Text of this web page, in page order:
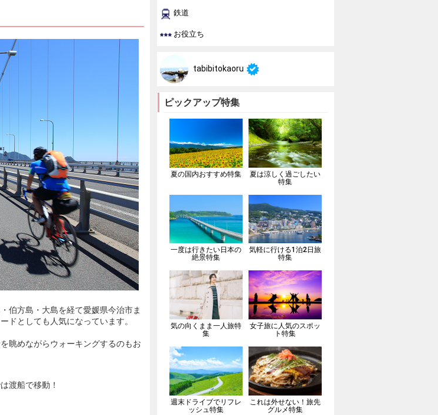
伯方島・大島を経て愛媛県今治市ま
ドとしても人気になっています。
眺めながらウォーキングするのもお
渡船で移動！
鉄道
お役立ち
tabibitokaoru
ピックアップ特集
夏の国内おすすめ特集
夏は涼しく過ごしたい
特集
一度は行きたい日本の
絶景特集
気軽に行ける1泊2日旅
特集
気の向くまま一人旅特
集
女子旅に人気のスポッ
ト特集
週末ドライブでリフレ
ッシュ特集
これは外せない！旅先
グルメ特集